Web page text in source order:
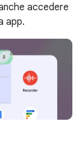
accedere
app.